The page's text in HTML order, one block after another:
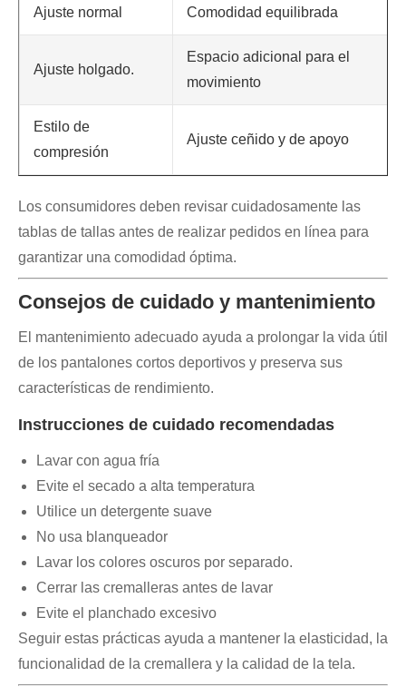
Ajuste normal Comodidad equilibrada
Ajuste holgado.
Espacio adicional para el
movimiento
Estilo de
compresión
Ajuste ceñido y de apoyo
Los consumidores deben revisar cuidadosamente las
tablas de tallas antes de realizar pedidos en línea para
garantizar una comodidad óptima.
Consejos de cuidado y mantenimiento
El mantenimiento adecuado ayuda a prolongar la vida útil
de los pantalones cortos deportivos y preserva sus
características de rendimiento.
Instrucciones de cuidado recomendadas
Lavar con agua fría
Evite el secado a alta temperatura
Utilice un detergente suave
No usa blanqueador
Lavar los colores oscuros por separado.
Cerrar las cremalleras antes de lavar
Evite el planchado excesivo
Seguir estas prácticas ayuda a mantener la elasticidad, la
funcionalidad de la cremallera y la calidad de la tela.